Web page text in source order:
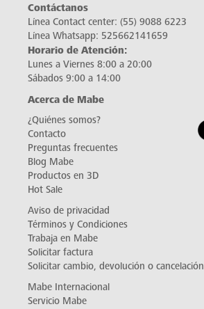
Contáctanos
Línea Contact center: (55) 9088 6223
Línea Whatsapp: 525662141659
Horario de Atención:
Lunes a Viernes 8:00 a 20:00
Sábados 9:00 a 14:00
Acerca de Mabe
¿Quiénes somos?
Contacto
Preguntas frecuentes
Blog Mabe
Productos en 3D
Hot Sale
Aviso de privacidad
Términos y Condiciones
Trabaja en Mabe
Solicitar factura
Solicitar cambio, devolución o cancelación
Mabe Internacional
Servicio Mabe